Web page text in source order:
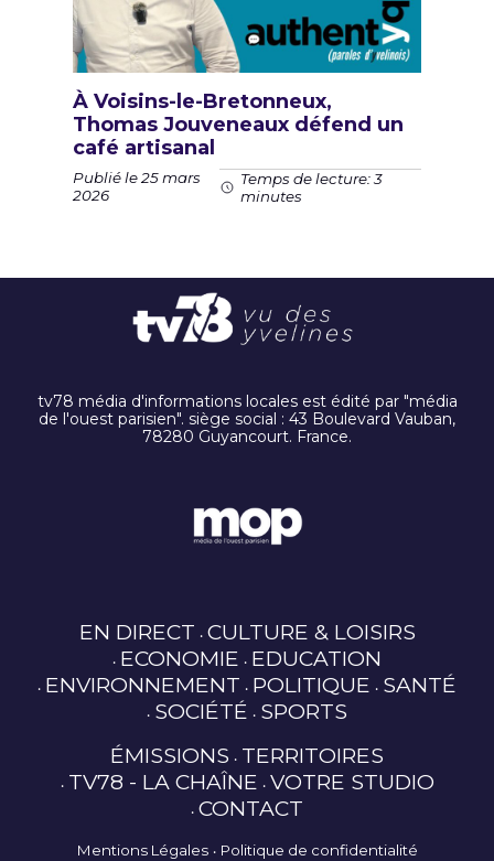
À Voisins-le-Bretonneux,
Thomas Jouveneaux défend un
café artisanal
Publié le 25 mars
2026
Temps de lecture: 3
minutes
tv78 média d'informations locales est édité par "média
de l'ouest parisien". siège social : 43 Boulevard Vauban,
78280 Guyancourt. France.
EN DIRECT CULTURE & LOISIRS
ECONOMIE EDUCATION
ENVIRONNEMENT POLITIQUE SANTÉ
SOCIÉTÉ SPORTS
ÉMISSIONS TERRITOIRES
TV78 - LA CHAÎNE VOTRE STUDIO
CONTACT
Mentions Légales
Politique de confidentialité